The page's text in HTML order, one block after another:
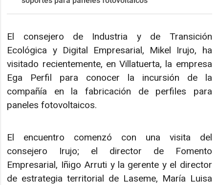
El consejero de Industria y de Transición
Ecológica y Digital Empresarial, Mikel Irujo, ha
visitado recientemente, en Villatuerta, la empresa
Ega Perfil para conocer la incursión de la
compañía en la fabricación de perfiles para
paneles fotovoltaicos.
El encuentro comenzó con una visita del
consejero Irujo; el director de Fomento
Empresarial, Iñigo Arruti y la gerente y el director
de estrategia territorial de Laseme, María Luisa